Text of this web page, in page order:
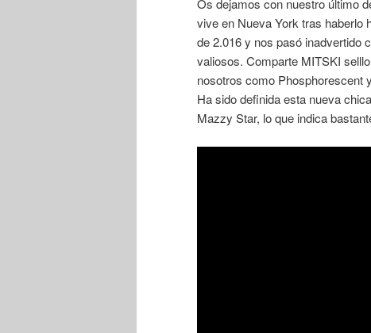
vive en Nueva York tras haberlo
de 2.016 y nos pasó inadvertido
valiosos. Comparte MITSKI
nosotros como Phosphorescent
Ha sido definida esta nueva
Mazzy Star, lo que indica